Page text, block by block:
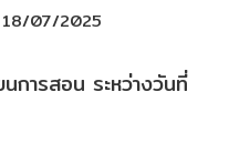
18/07/2025
การสอน ระหว่างวันที่